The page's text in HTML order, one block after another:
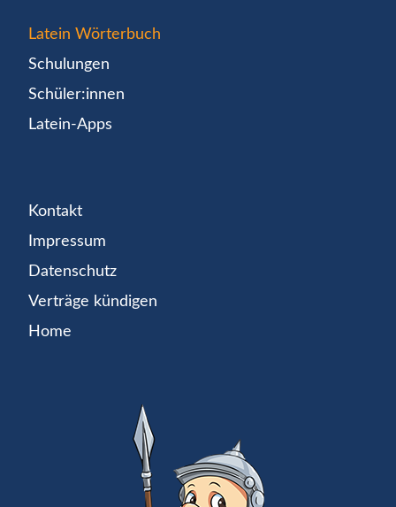
Latein Wörterbuch
Schulungen
Schüler:innen
Latein-Apps
Kontakt
Impressum
Datenschutz
Verträge kündigen
Home